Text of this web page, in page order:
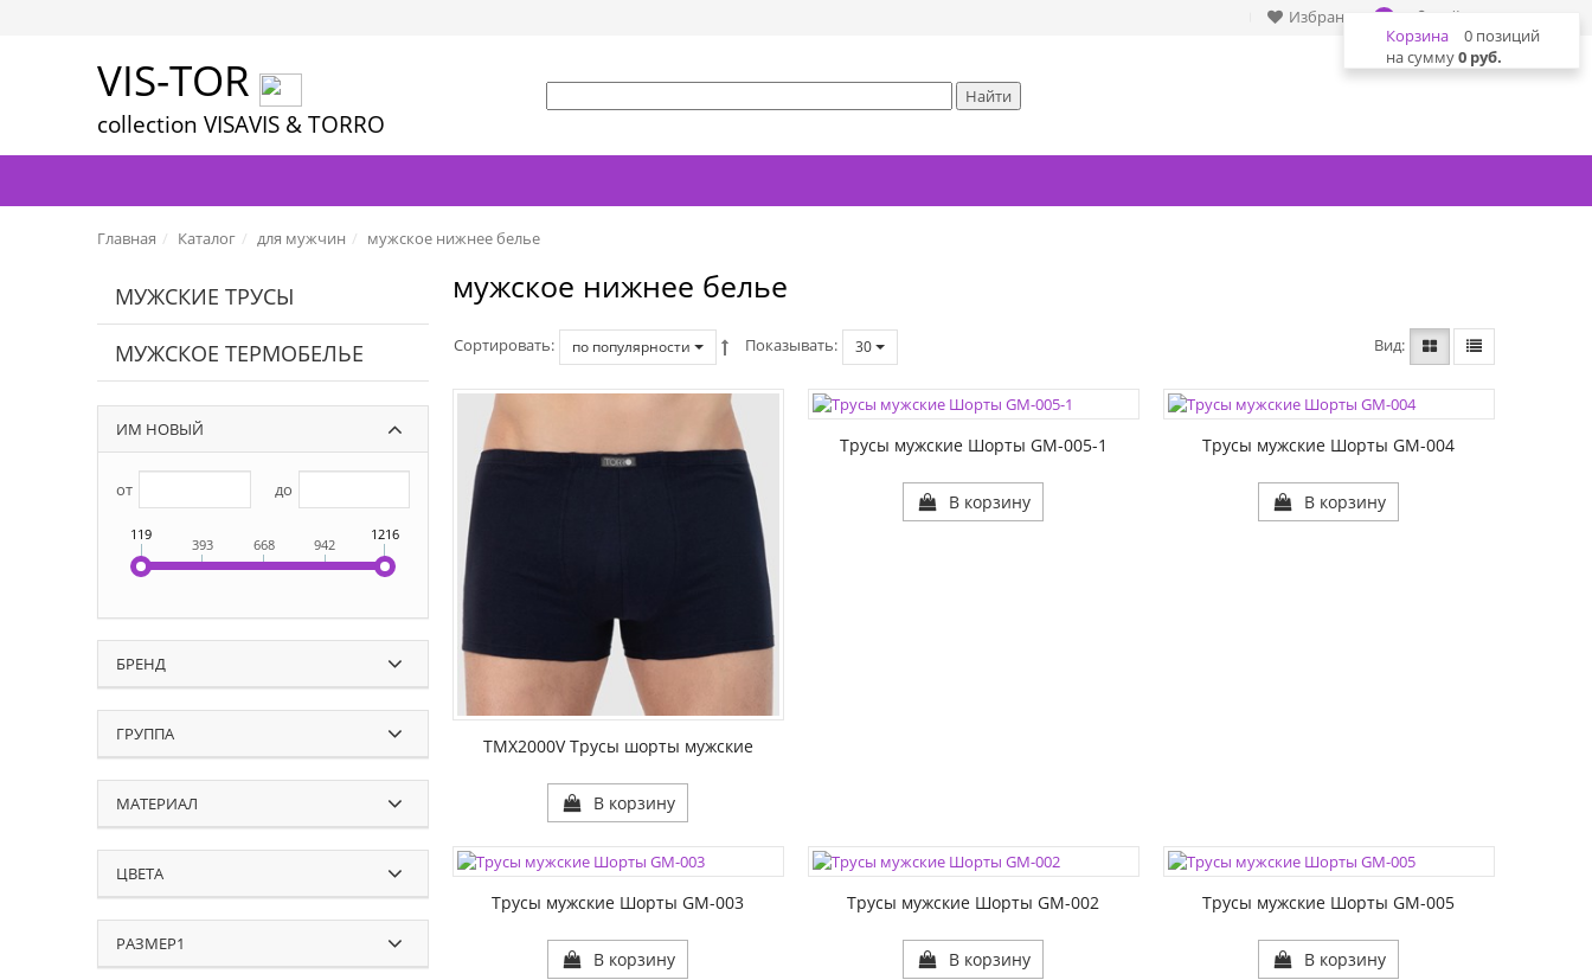
Войти
Избранное 0
VIS-TOR
collection VISAVIS & TORRO
Корзина
0 позиций
на сумму0 руб.
Главная Каталог для мужчин мужское нижнее белье
мужское нижнее белье
МУЖСКИЕ ТРУСЫ
МУЖСКОЕ ТЕРМОБЕЛЬЕ
ИМ НОВЫЙ
от до
119
393 668 942
1216
БРЕНД
ГРУППА
МАТЕРИАЛ
ЦВЕТА
РАЗМЕР1
Сортировать по популярности Показывать 30 Вид
TMX2000V Трусы шорты мужские
В корзину
РАЗМЕР1:
Трусы мужские Шорты GM-005-1
В корзину
РАЗМЕР1:
Трусы мужские Шорты GM-004
В корзину
РАЗМЕР1:
Трусы мужские Шорты GM-003
В корзину
РАЗМЕР1:
Трусы мужские Шорты GM-002
В корзину
РАЗМЕР1:
Трусы мужские Шорты GM-005
В корзину